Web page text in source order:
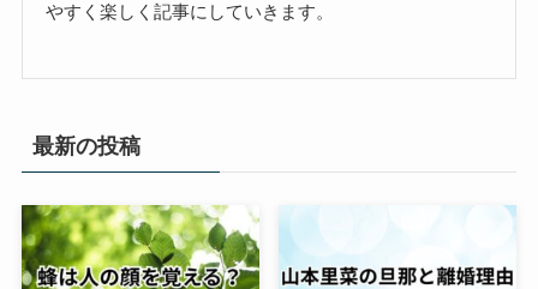
やすく楽しく記事にしていきます。
最新の投稿